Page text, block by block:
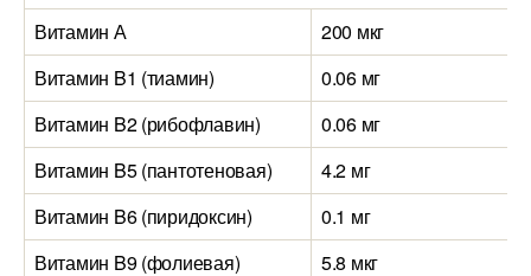
Витамин А
200 мкг
Витамин B1 (тиамин)
0.06 мг
Витамин B2 (рибофлавин)
0.06 мг
Витамин B5 (пантотеновая)
4.2 мг
Витамин B6 (пиридоксин)
0.1 мг
Витамин B9 (фолиевая)
5.8 мкг